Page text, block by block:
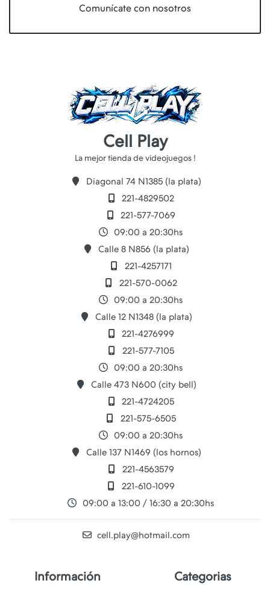
Comunícate con nosotros
Cell Play
Diagonal 74 N1385 (la plata)
221-4829502
221-577-7069
09:00 a 20:30hs
Calle 8 N856 (la plata)
221-4257171
221-570-0062
09:00 a 20:30hs
Calle 12 N1348 (la plata)
221-4276999
221-577-7105
09:00 a 20:30hs
Calle 473 N600 (city bell)
221-4724205
221-575-6505
09:00 a 20:30hs
Calle 137 N1469 (los hornos)
221-4563579
221-610-1099
09:00 a 13:00 / 16:30 a 20:30hs
cell.play@hotmail.com
Información Categorias